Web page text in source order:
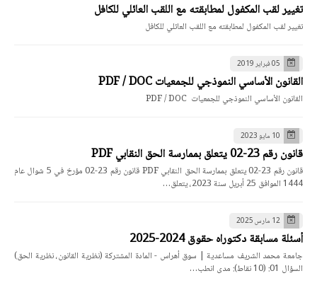
تغيير لقب المكفول لمطابقته مع اللقب العائلي للكافل
تغيير لقب المكفول لمطابقته مع اللقب العائلي للكافل
05 فبراير 2019
القانون الأساسي النموذجي للجمعيات PDF / DOC
القانون الأساسي النموذجي للجمعيات PDF / DOC
10 مايو 2023
قانون رقم 23-02 يتعلق بممارسة الحق النقابي PDF
قانون رقم 23-02 يتعلق بممارسة الحق النقابي PDF قانون رقم 23-02 مؤرخ في 5 شوال عام
1444 الموافق 25 أبريل سنة 2023، يتعلق…
12 مارس 2025
أسئلة مسابقة دكتوراه حقوق 2024-2025
جامعة محمد الشريف مساعدية | سوق أهراس - المادة المشتركة (نظرية القانون، نظرية الحق)
السؤال 01: (10 نقاط): مدى انطب…